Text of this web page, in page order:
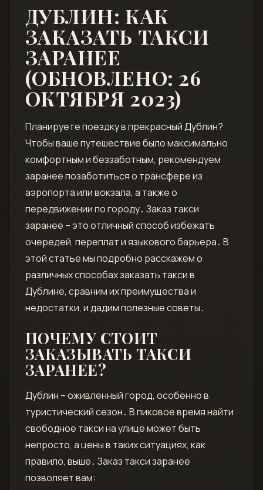
ДУБЛИН: КАК
ЗАКАЗАТЬ ТАКСИ
ЗАРАНЕЕ
(ОБНОВЛЕНО: 26
ОКТЯБРЯ 2023)
Планируете поездку в прекрасный Дублин?
Чтобы ваше путешествие было максимально
комфортным и беззаботным, рекомендуем
заранее позаботиться о трансфере из
аэропорта или вокзала, а также о
передвижении по городу․ Заказ такси
заранее – это отличный способ избежать
очередей, переплат и языкового барьера․ В
этой статье мы подробно расскажем о
различных способах заказать такси в
Дублине, сравним их преимущества и
недостатки, и дадим полезные советы․
ПОЧЕМУ СТОИТ
ЗАКАЗЫВАТЬ ТАКСИ
ЗАРАНЕЕ?
Дублин – оживленный город, особенно в
туристический сезон․ В пиковое время найти
свободное такси на улице может быть
непросто, а цены в таких ситуациях, как
правило, выше․ Заказ такси заранее
позволяет вам: